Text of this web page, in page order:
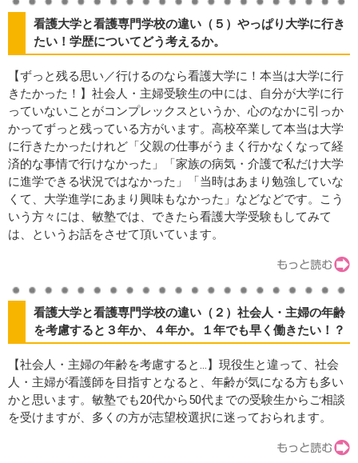
看護大学と看護専門学校の違い（５）やっぱり大学に行き
たい！学歴についてどう考えるか。
【ずっと残る思い／行けるのなら看護大学に！本当は大学に行
きたかった！】社会人・主婦受験生の中には、自分が大学に行
っていないことがコンプレックスというか、心のなかに引っか
かってずっと残っている方がいます。高校卒業して本当は大学
に行きたかったけれど「父親の仕事がうまく行かなくなって経
済的な事情で行けなかった」「家族の病気・介護で私だけ大学
に進学できる状況ではなかった」「当時はあまり勉強していな
くて、大学進学にあまり興味もなかった」などなどです。こう
いう方々には、敏塾では、できたら看護大学受験もしてみて
は、というお話をさせて頂いています。
看護大学と看護専門学校の違い（２）社会人・主婦の年齢
を考慮すると３年か、４年か。１年でも早く働きたい！？
【社会人・主婦の年齢を考慮すると...】現役生と違って、社会
人・主婦が看護師を目指すとなると、年齢が気になる方も多い
かと思います。敏塾でも20代から50代までの受験生からご相談
を受けますが、多くの方が志望校選択に迷っておられます。